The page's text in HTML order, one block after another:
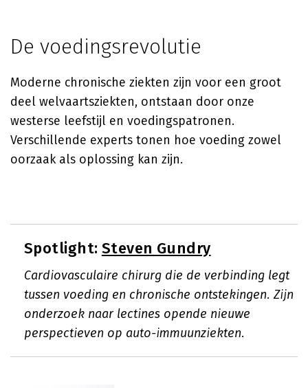
De voedingsrevolutie
Moderne chronische ziekten zijn voor een groot
deel welvaartsziekten, ontstaan door onze
westerse leefstijl en voedingspatronen.
Verschillende experts tonen hoe voeding zowel
oorzaak als oplossing kan zijn.
Spotlight: Steven Gundry
Cardiovasculaire chirurg die de verbinding legt
tussen voeding en chronische ontstekingen. Zijn
onderzoek naar lectines opende nieuwe
perspectieven op auto-immuunziekten.